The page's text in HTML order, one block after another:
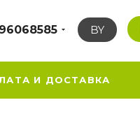
BY
И ДОСТАВКА